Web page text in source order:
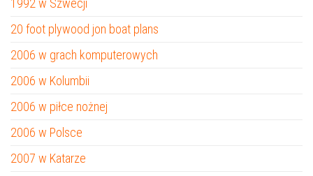
1992 w Szwecji
20 foot plywood jon boat plans
2006 w grach komputerowych
2006 w Kolumbii
2006 w piłce nożnej
2006 w Polsce
2007 w Katarze